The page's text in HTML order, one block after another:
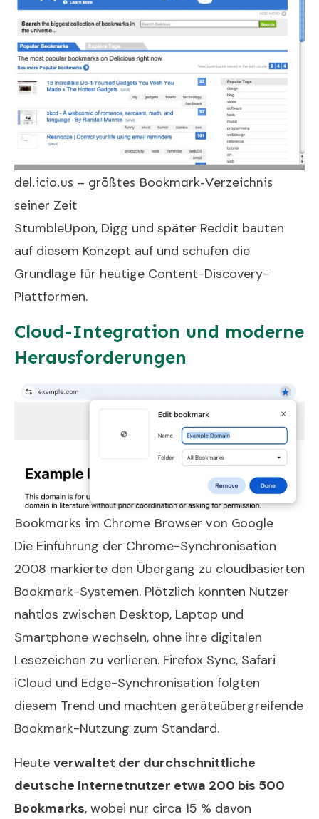
del.icio.us – größtes Bookmark-Verzeichnis
seiner Zeit
StumbleUpon, Digg und später Reddit bauten
auf diesem Konzept auf und schufen die
Grundlage für heutige Content-Discovery-
Plattformen.
Cloud-Integration und moderne
Herausforderungen
Bookmarks im Chrome Browser von Google
Die Einführung der Chrome-Synchronisation
2008 markierte den Übergang zu cloudbasierten
Bookmark-Systemen. Plötzlich konnten Nutzer
nahtlos zwischen Desktop, Laptop und
Smartphone wechseln, ohne ihre digitalen
Lesezeichen zu verlieren. Firefox Sync, Safari
iCloud und Edge-Synchronisation folgten
diesem Trend und machten geräteübergreifende
Bookmark-Nutzung zum Standard.
Heute verwaltet der durchschnittliche
deutsche Internetnutzer etwa 200 bis 500
Bookmarks, wobei nur circa 15 % davon